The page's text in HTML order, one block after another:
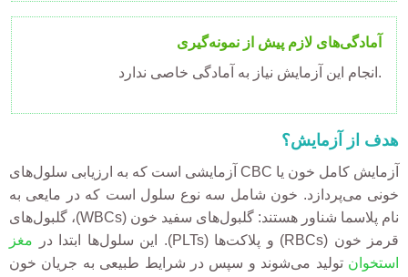
آمادگی‌های لازم پیش از نمونه‌گیری
انجام این آزمایش نیاز به آمادگی خاصی ندارد.
هدف از آزمایش؟
آزمایش کامل خون یا CBC آزمایشی است که به ارزیابی سلول‌های
خونی می‌پردازد. خون شامل سه نوع سلول است که در مایعی به
نام پلاسما شناور هستند: گلبول
‌های سفید خون (WBCs)، گلبول‌های
قرمز خون (RBCs) و پلاکت‌ها (PLTs).
این سلول‌ها ابتدا در مغز
استخوان تولید می‌شوند و سپس در شرایط طبیعی به جریان خون